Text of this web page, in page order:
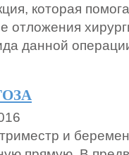
которая
отложения
данной
и